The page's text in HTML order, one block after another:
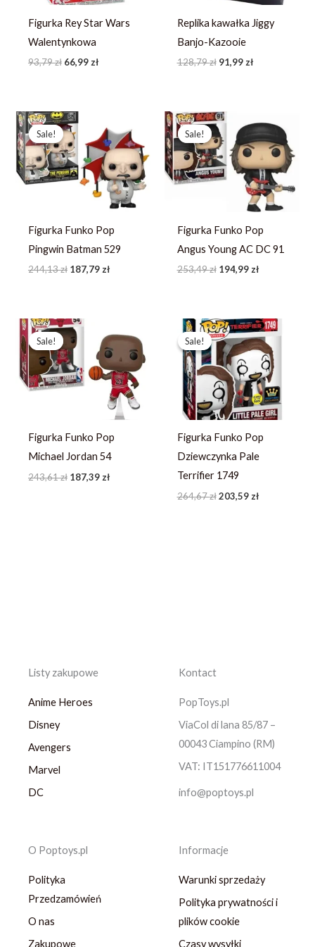
Figurka Rey Star Wars
Walentynkowa
93,79zł 66,99zł
Replika kawałka Jiggy
Banjo-Kazooie
128,79zł 91,99zł
Sale!
Sale!
Figurka Funko Pop
Pingwin Batman 529
244,13zł
Pierwotna
cena
wynosiła:
244,13 zł.
187,79zł
cena
wynosi:
187,79 zł.
Sale!
Sale!
Figurka Funko Pop
Angus Young AC DC 91
253,49zł
Pierwotna
cena
wynosiła:
253,49 zł.
194,99zł
cena
wynosi:
194,99 zł.
Sale!
Sale!
Figurka Funko Pop
Michael Jordan 54
243,61zł
Pierwotna
cena
wynosiła:
243,61 zł.
187,39 zł
cena
wynosi:
187,39 zł.
Sale!
Sale!
Figurka Funko Pop
Dziewczynka Pale
Terrifier 1749
264,67zł
Pierwotna
cena
wynosiła:
264,67 zł.
203,59 zł
Aktualna
cena
wynosi:
203,59 zł.
Listy zakupowe
Anime Heroes
Disney
Avengers
Marvel
DC
Kontact
PopToys.pl
ViaCol di lana 85/87 –
00043 Ciampino (RM)
VAT: IT151776611004
info@poptoys.pl
O Poptoys.pl
Polityka
Przedzamówień
O nas
Zakupowe
Informacje
Warunki sprzedaży
Polityka prywatności i
plików cookie
Czasy wysyłki